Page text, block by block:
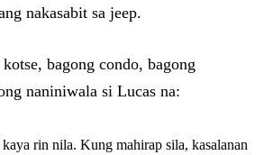
nakasabit sa jeep.
bagong condo, bagong
naniniwala si Lucas na:
rin nila. Kung mahirap sila, kasalanan